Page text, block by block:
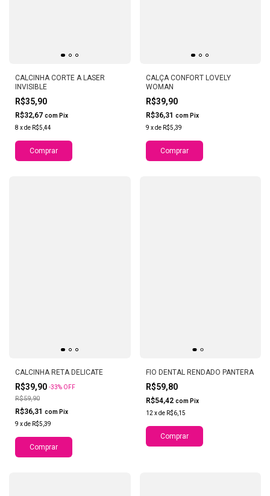
CALCINHA CORTE A LASER
INVISIBLE
R$35,90
R$32,67 com Pix
8 xde R$5,44
Comprar
CALÇA CONFORT LOVELY
WOMAN
R$39,90
R$36,31 com Pix
9 xde R$5,39
Comprar
CALCINHA RETA DELICATE
R$39,90 -33% OFF
R$59,90
R$36,31 com Pix
9 xde R$5,39
Comprar
FIO DENTAL RENDADO PANTERA
R$59,80
R$54,42 com Pix
12 xde R$6,15
Comprar